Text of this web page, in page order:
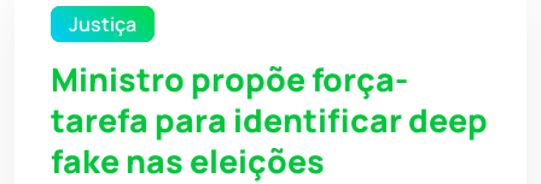
Justiça
Ministro propõe força-
tarefa para identificar deep
fake nas eleições